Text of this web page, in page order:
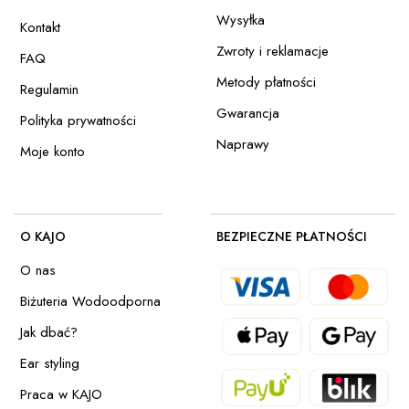
Kontakt
FAQ
Regulamin
Polityka prywatności
Moje konto
Wysyłka
Zwroty i reklamacje
Metody płatności
Gwarancja
Naprawy
O KAJO
O nas
Biżuteria Wodoodporna
Jak dbać?
Ear styling
Praca w KAJO
BEZPIECZNE PŁATNOŚCI